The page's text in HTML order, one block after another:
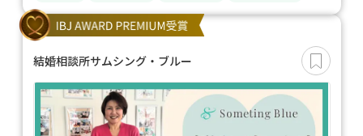
結婚相談所サムシング・ブルー